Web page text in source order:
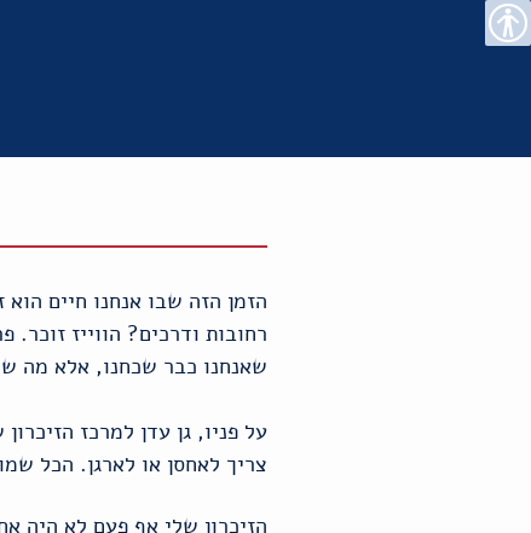
נגישות
מפת
הצהרת
עבור
צרו
הזמן הזה שבו אנחנו חיים
רחובות ודרכים? הווייז
שאנחנו כבר שכחנו, אלא מה
על פניו, גן עדן למרכז
צריך לאחסן או לארגן. הכל
הזיכרון שלי אף פעם לא היה